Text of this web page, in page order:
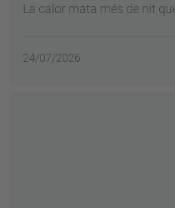
La calor mata més de nit
24/07/2026